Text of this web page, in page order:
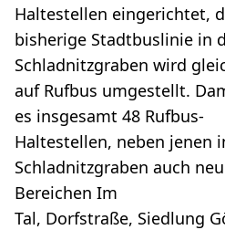
Haltestellen eingerichtet,
bisherige Stadtbuslinie in
Schladnitzgraben wird
auf Rufbus umgestellt.
es insgesamt 48 Rufbus-
Haltestellen, neben jenen
Schladnitzgraben auch
Bereichen Im
Tal, Dorfstraße, Siedlung